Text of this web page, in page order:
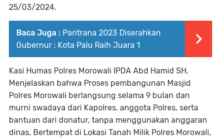
25/03/2024.
Baca Juga : Paritrana 2023 Diserahkan
Gubernur : Kota Palu Raih Juara 1
Kasi Humas Polres Morowali IPDA Abd Hamid SH,
Menjelaskan bahwa Proses pembangunan Masjid
Polres Morowali berlangsung selama 9 bulan dan
murni swadaya dari Kapolres, anggota Polres, serta
bantuan dari donatur, tanpa menggunakan anggaran
dinas, Bertempat di Lokasi Tanah Milik Polres Morowali,